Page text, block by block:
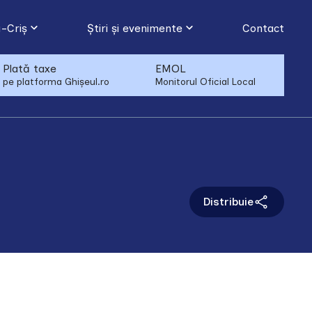
Criș Știri și evenimente Contact
Plată taxe
pe platforma Ghișeul.ro
EMOL
Monitorul Oficial Local
Distribuie